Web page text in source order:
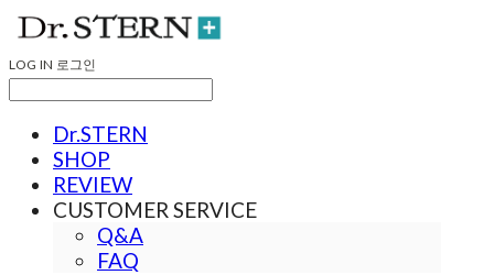
LOG IN 로그인
Dr.STERN
SHOP
REVIEW
CUSTOMER SERVICE
Q&A
FAQ